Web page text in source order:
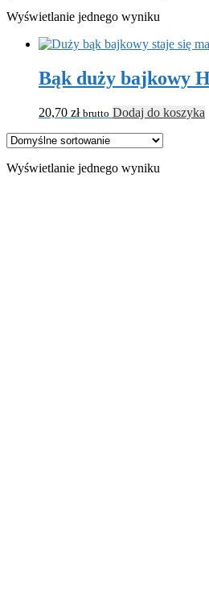
Wyświetlanie jednego wyniku
Bąk duży bajkowy
20,70 zł brutto Dodaj do koszyka
Wyświetlanie jednego wyniku